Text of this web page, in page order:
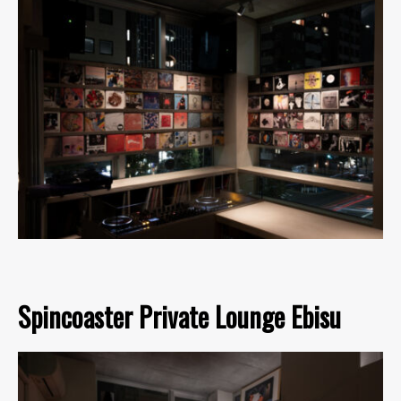
Spincoaster Private Lounge Ebisu